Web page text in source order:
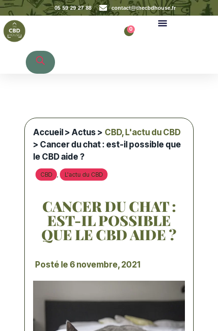
05 59 29 27 88 contact@thecbdhouse.fr
0
Accueil >Actus > CBD, L'actu du CBD
> Cancer du chat : est-il possible que
le CBD aide ?
CBD , L'actu du CBD
CANCER DU CHAT :
EST-IL POSSIBLE
QUE LE CBD AIDE ?
Posté le 6 novembre, 2021